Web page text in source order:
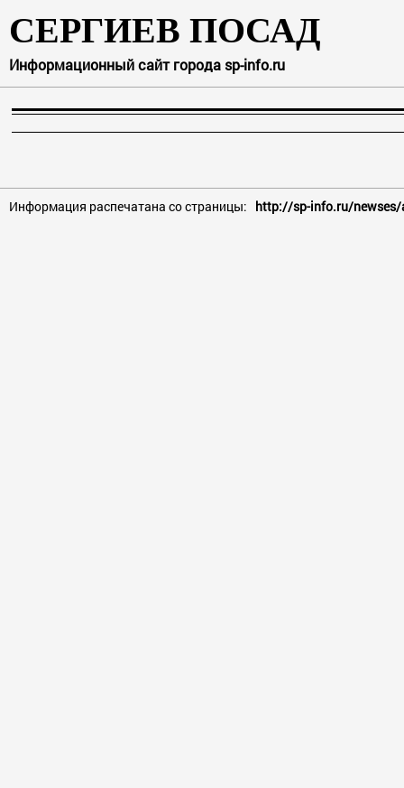
СЕРГИЕВ ПОСАД
Информационный сайт города sp-info.ru
Информация распечатана со страницы: http://sp-info.ru/newses/